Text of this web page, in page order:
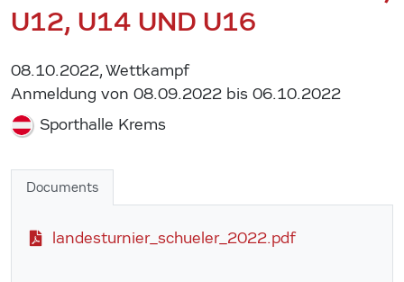
U12, U14 UND U16
08.10.2022, Wettkampf
Anmeldung von 08.09.2022 bis 06.10.2022
Sporthalle Krems
Documents
landesturnier_schueler_2022.pdf